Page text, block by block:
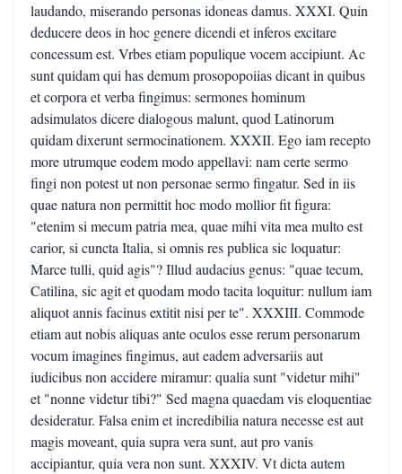
laudando, miserando personas idoneas damus. XXXI. Quin
deducere deos in hoc genere dicendi et inferos excitare
concessum est. Vrbes etiam populique vocem accipiunt. Ac
sunt quidam qui has demum prosopopoiias dicant in quibus
et corpora et verba fingimus: sermones hominum
adsimulatos dicere dialogous malunt, quod Latinorum
quidam dixerunt sermocinationem. XXXII. Ego iam recepto
more utrumque eodem modo appellavi: nam certe sermo
fingi non potest ut non personae sermo fingatur. Sed in iis
quae natura non permittit hoc modo mollior fit figura:
"etenim si mecum patria mea, quae mihi vita mea multo est
carior, si cuncta Italia, si omnis res publica sic loquatur:
Marce tulli, quid agis"? Illud audacius genus: "quae tecum,
Catilina, sic agit et quodam modo tacita loquitur: nullum iam
aliquot annis facinus extitit nisi per te". XXXIII. Commode
etiam aut nobis aliquas ante oculos esse rerum personarum
vocum imagines fingimus, aut eadem adversariis aut
iudicibus non accidere miramur: qualia sunt "videtur mihi"
et "nonne videtur tibi?" Sed magna quaedam vis eloquentiae
desideratur. Falsa enim et incredibilia natura necesse est aut
magis moveant, quia supra vera sunt, aut pro vanis
accipiantur, quia vera non sunt. XXXIV. Vt dicta autem